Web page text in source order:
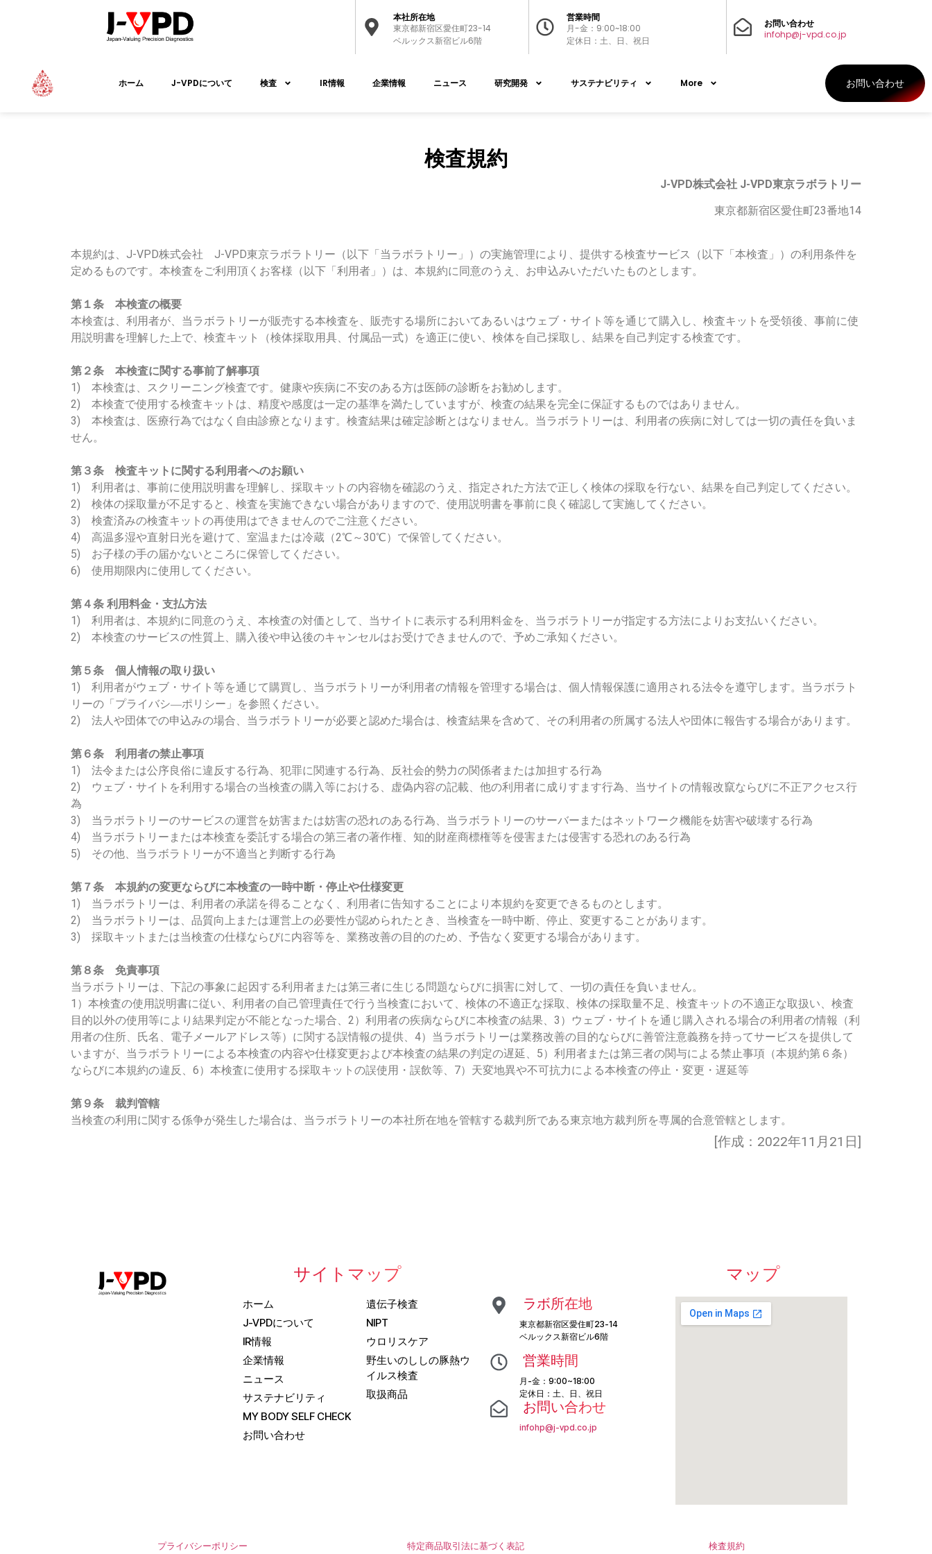
本社所在地
東京都新宿区愛住町23-14
ベルックス新宿ビル6階
営業時間
月-金：9:00~18:00
定休日：土、日、祝日
お問い合わせ
infohp@j-vpd.co.jp
ホーム J-VPDについて 検査 IR情報 企業情報 ニュース 研究開発 サステナビリティ More お問い合わせ
検査規約
J-VPD株式会社 J-VPD東京ラボラトリー
東京都新宿区愛住町23番地14
本規約は、J-VPD株式会社 J-VPD東京ラボラトリー（以下「当ラボラトリー」）の実施管理により、提供する検査サービス（以下「本検査」）の利用条件を
定めるものです。本検査をご利用頂くお客様（以下「利用者」）は、本規約に同意のうえ、お申込みいただいたものとします。
第１条 本検査の概要
本検査は、利用者が、当ラボラトリーが販売する本検査を、販売する場所においてあるいはウェブ・サイト等を通じて購入し、検査キットを受領後、事前に使
用説明書を理解した上で、検査キット（検体採取用具、付属品一式）を適正に使い、検体を自己採取し、結果を自己判定する検査です。
第２条 本検査に関する事前了解事項
1) 本検査は、スクリーニング検査です。健康や疾病に不安のある方は医師の診断をお勧めします。
2) 本検査で使用する検査キットは、精度や感度は一定の基準を満たしていますが、検査の結果を完全に保証するものではありません。
3) 本検査は、医療行為ではなく自由診療となります。検査結果は確定診断とはなりません。当ラボラトリーは、利用者の疾病に対しては一切の責任を負いま
せん。
第３条 検査キットに関する利用者へのお願い
1) 利用者は、事前に使用説明書を理解し、採取キットの内容物を確認のうえ、指定された方法で正しく検体の採取を行ない、結果を自己判定してください。
2) 検体の採取量が不足すると、検査を実施できない場合がありますので、使用説明書を事前に良く確認して実施してください。
3) 検査済みの検査キットの再使用はできませんのでご注意ください。
4) 高温多湿や直射日光を避けて、室温または冷蔵（2℃～30℃）で保管してください。
5) お子様の手の届かないところに保管してください。
6) 使用期限内に使用してください。
第４条 利用料金・支払方法
1) 利用者は、本規約に同意のうえ、本検査の対価として、当サイトに表示する利用料金を、当ラボラトリーが指定する方法によりお支払いください。
2) 本検査のサービスの性質上、購入後や申込後のキャンセルはお受けできませんので、予めご承知ください。
第５条 個人情報の取り扱い
1) 利用者がウェブ・サイト等を通じて購買し、当ラボラトリーが利用者の情報を管理する場合は、個人情報保護に適用される法令を遵守します。当ラボラト
リーの「プライバシ―ポリシー」を参照ください。
2) 法人や団体での申込みの場合、当ラボラトリーが必要と認めた場合は、検査結果を含めて、その利用者の所属する法人や団体に報告する場合があります。
第６条 利用者の禁止事項
1) 法令または公序良俗に違反する行為、犯罪に関連する行為、反社会的勢力の関係者または加担する行為
2) ウェブ・サイトを利用する場合の当検査の購入等における、虚偽内容の記載、他の利用者に成りすます行為、当サイトの情報改竄ならびに不正アクセス行
為
3) 当ラボラトリーのサービスの運営を妨害または妨害の恐れのある行為、当ラボラトリーのサーバーまたはネットワーク機能を妨害や破壊する行為
4) 当ラボラトリーまたは本検査を委託する場合の第三者の著作権、知的財産商標権等を侵害または侵害する恐れのある行為
5) その他、当ラボラトリーが不適当と判断する行為
第７条 本規約の変更ならびに本検査の一時中断・停止や仕様変更
1) 当ラボラトリーは、利用者の承諾を得ることなく、利用者に告知することにより本規約を変更できるものとします。
2) 当ラボラトリーは、品質向上または運営上の必要性が認められたとき、当検査を一時中断、停止、変更することがあります。
3) 採取キットまたは当検査の仕様ならびに内容等を、業務改善の目的のため、予告なく変更する場合があります。
第８条 免責事項
当ラボラトリーは、下記の事象に起因する利用者または第三者に生じる問題ならびに損害に対して、一切の責任を負いません。
1）本検査の使用説明書に従い、利用者の自己管理責任で行う当検査において、検体の不適正な採取、検体の採取量不足、検査キットの不適正な取扱い、検査
目的以外の使用等により結果判定が不能となった場合、2）利用者の疾病ならびに本検査の結果、3）ウェブ・サイトを通じ購入される場合の利用者の情報（利
用者の住所、氏名、電子メールアドレス等）に関する誤情報の提供、4）当ラボラトリーは業務改善の目的ならびに善管注意義務を持ってサービスを提供して
いますが、当ラボラトリーによる本検査の内容や仕様変更および本検査の結果の判定の遅延、5）利用者または第三者の関与による禁止事項（本規約第６条）
ならびに本規約の違反、6）本検査に使用する採取キットの誤使用・誤飲等、7）天変地異や不可抗力による本検査の停止・変更・遅延等
第９条 裁判管轄
当検査の利用に関する係争が発生した場合は、当ラボラトリーの本社所在地を管轄する裁判所である東京地方裁判所を専属的合意管轄とします。
[作成：2022年11月21日]
サイトマップ マップ
ホーム
J-VPDについて
IR情報
企業情報
ニュース
サステナビリティ
MY BODY SELF CHECK
お問い合わせ
遺伝子検査
NIPT
ウロリスケア
野生いのししの豚熱ウ
イルス検査
取扱商品
ラボ所在地
東京都新宿区愛住町23-14
ベルックス新宿ビル6階
営業時間
月-金：9:00~18:00
定休日：土、日、祝日
お問い合わせ
infohp@j-vpd.co.jp
プライバシーポリシー 特定商品取引法に基づく表記 検査規約